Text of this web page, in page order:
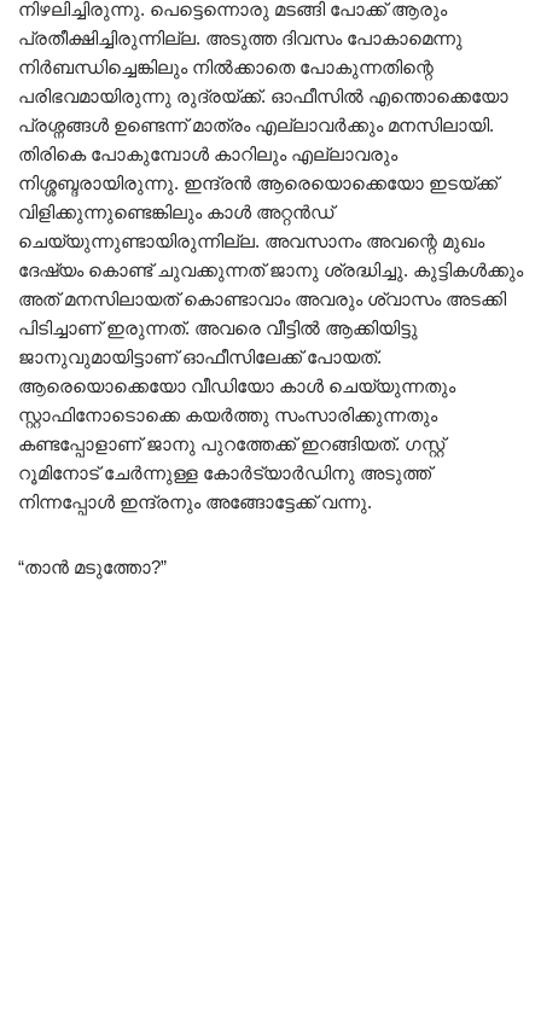
നിഴലിച്ചിരുന്നു. പെട്ടെന്നൊരു മടങ്ങി പോക്ക് ആരും
പ്രതീക്ഷിച്ചിരുന്നില്ല. അടുത്ത ദിവസം പോകാമെന്നു
നിർബന്ധിച്ചെങ്കിലും നിൽക്കാതെ പോകുന്നതിന്റെ
പരിഭവമായിരുന്നു രുദ്രയ്ക്ക്. ഓഫീസിൽ എന്തൊക്കെയോ
പ്രശ്നങ്ങൾ ഉണ്ടെന്ന് മാത്രം എല്ലാവർക്കും മനസിലായി.
തിരികെ പോകുമ്പോൾ കാറിലും എല്ലാവരും
നിശ്ശബ്ദരായിരുന്നു. ഇന്ദ്രൻ ആരെയൊക്കെയോ ഇടയ്ക്ക്
വിളിക്കുന്നുണ്ടെങ്കിലും കാൾ അറ്റൻഡ്
ചെയ്യുന്നുണ്ടായിരുന്നില്ല. അവസാനം അവന്റെ മുഖം
ദേഷ്യം കൊണ്ട് ചുവക്കുന്നത് ജാനു ശ്രദ്ധിച്ചു. കുട്ടികൾക്കും
അത് മനസിലായത് കൊണ്ടാവാം അവരും ശ്വാസം അടക്കി
പിടിച്ചാണ് ഇരുന്നത്. അവരെ വീട്ടിൽ ആക്കിയിട്ടു
ജാനുവുമായിട്ടാണ് ഓഫീസിലേക്ക് പോയത്.
ആരെയൊക്കെയോ വീഡിയോ കാൾ ചെയ്യുന്നതും
സ്റ്റാഫിനോടൊക്കെ കയർത്തു സംസാരിക്കുന്നതും
കണ്ടപ്പോളാണ് ജാനു പുറത്തേക്ക് ഇറങ്ങിയത്. ഗസ്റ്റ്‌
റൂമിനോട്‌ ചേർന്നുള്ള കോർട്യാർഡിനു അടുത്ത്
നിന്നപ്പോൾ ഇന്ദ്രനും അങ്ങോട്ടേക്ക് വന്നു.
“താൻ മടുത്തോ?”